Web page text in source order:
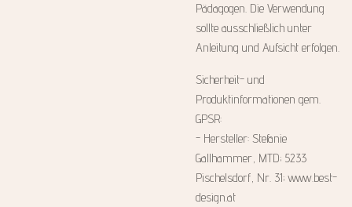
Pädagogen. Die Verwendung
sollte ausschließlich unter
Anleitung und Aufsicht erfolgen.
Sicherheit- und
Produktinformationen gem.
GPSR:
- Hersteller: Stefanie
Gallhammer, MTD; 5233
Pischelsdorf, Nr. 31; www.best-
design.at